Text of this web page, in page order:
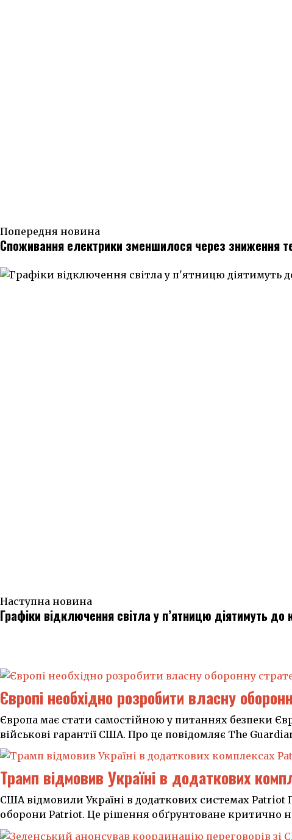
Попередня новина
Споживання електрики зменшилося через зниження
Наступна новина
Графіки відключення світла у п’ятницю діятимуть до
Європі необхідно розробити власну
Європа має стати самостійною у питаннях безпеки
військові гарантії США. Про це повідомляє The
Трамп відмовив Україні в додаткових
США відмовили Україні в додаткових системах
оборони Patriot. Це рішення обґрунтоване критично